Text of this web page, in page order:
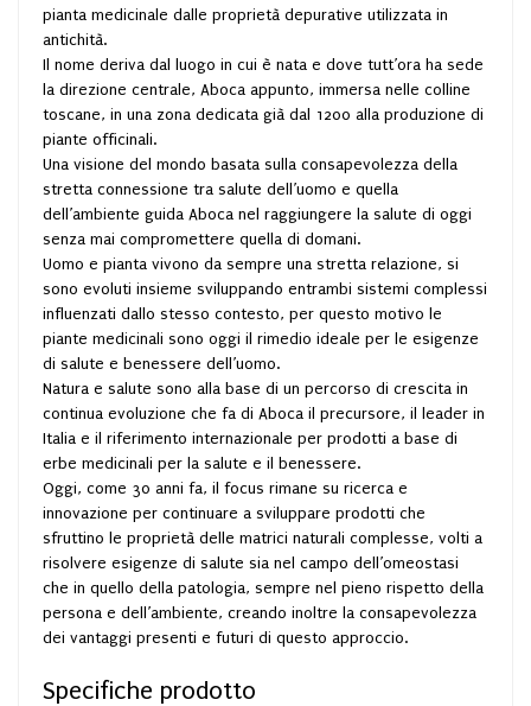
pianta medicinale dalle proprietà depurative utilizzata in
antichità.
Il nome deriva dal luogo in cui è nata e dove tutt’ora ha sede
la direzione centrale, Aboca appunto, immersa nelle colline
toscane, in una zona dedicata già dal 1200 alla produzione di
piante officinali.
Una visione del mondo basata sulla consapevolezza della
stretta connessione tra salute dell’uomo e quella
dell’ambiente guida Aboca nel raggiungere la salute di oggi
senza mai compromettere quella di domani.
Uomo e pianta vivono da sempre una stretta relazione, si
sono evoluti insieme sviluppando entrambi sistemi complessi
influenzati dallo stesso contesto, per questo motivo le
piante medicinali sono oggi il rimedio ideale per le esigenze
di salute e benessere dell’uomo.
Natura e salute sono alla base di un percorso di crescita in
continua evoluzione che fa di Aboca il precursore, il leader in
Italia e il riferimento internazionale per prodotti a base di
erbe medicinali per la salute e il benessere.
Oggi, come 30 anni fa, il focus rimane su ricerca e
innovazione per continuare a sviluppare prodotti che
sfruttino le proprietà delle matrici naturali complesse, volti a
risolvere esigenze di salute sia nel campo dell’omeostasi
che in quello della patologia, sempre nel pieno rispetto della
persona e dell’ambiente, creando inoltre la consapevolezza
dei vantaggi presenti e futuri di questo approccio.
Specifiche prodotto